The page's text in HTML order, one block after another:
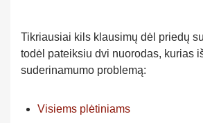
Tikriausiai kils klausimų dėl priedų
todėl pateiksiu dvi nuorodas, kurias
suderinamumo problemą:
Visiems plėtiniams